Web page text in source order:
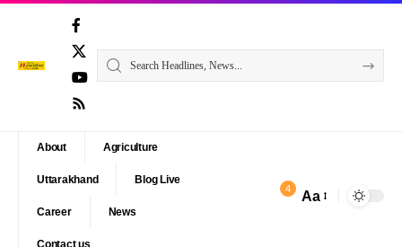
About Agriculture
Uttarakhand Blog Live
Career News
Contact us
4 Aa